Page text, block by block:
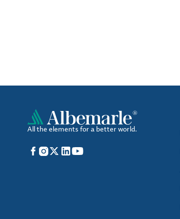
All the elements for a better world.
Facebook
Instagram
X LinkedIn
YouTube